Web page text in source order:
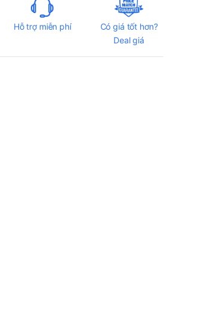
Hỗ trợ miễn phí
Có giá tốt hơn?
Deal giá